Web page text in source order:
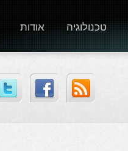
אודות טכנולוגיה